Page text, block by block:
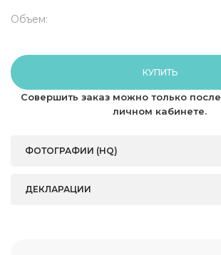
Объем:
КУПИТЬ
Совершить заказ можно только после
личном кабинете.
ФОТОГРАФИИ (HQ)
ДЕКЛАРАЦИИ